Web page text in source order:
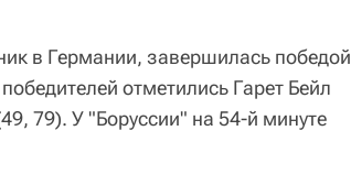
в Германии, завершилась победой
отметились Гарет Бейл
79). У "Боруссии" на 54-й минуте